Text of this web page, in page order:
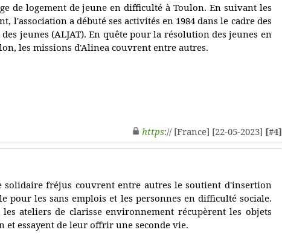
de logement de jeune en difficulté à Toulon. En suivant les
l'association a débuté ses activités en 1984 dans le cadre des
jeunes (ALJAT). En quête pour la résolution des jeunes en
les missions d'Alinea couvrent entre autres.
https:// [France] [22-05-2023] [#4]
solidaire fréjus couvrent entre autres le soutient d'insertion
pour les sans emplois et les personnes en difficulté sociale.
les ateliers de clarisse environnement récupèrent les objets
et essayent de leur offrir une seconde vie.